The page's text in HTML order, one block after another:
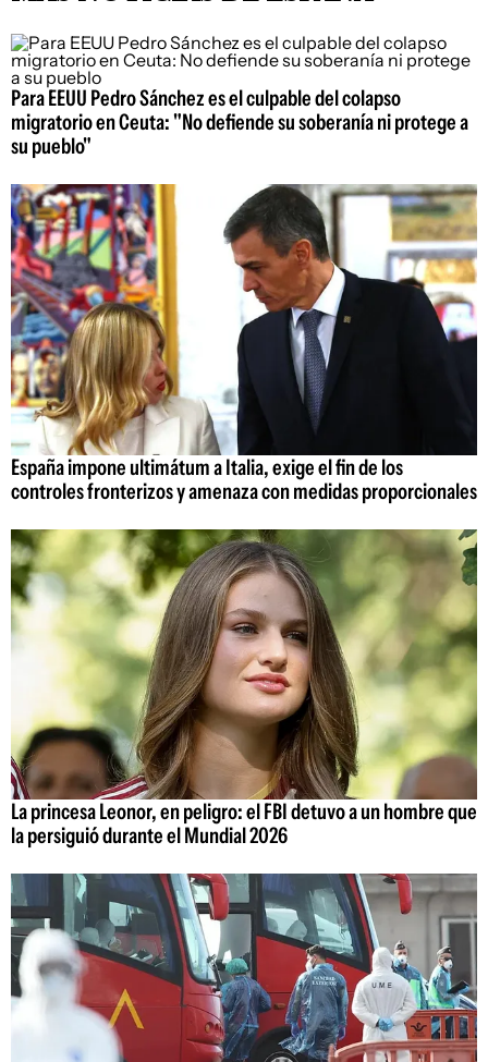
Para EEUU Pedro Sánchez es el culpable del colapso
migratorio en Ceuta: "No defiende su soberanía ni protege a
su pueblo"
España impone ultimátum a Italia, exige el fin de los
controles fronterizos y amenaza con medidas proporcionales
La princesa Leonor, en peligro: el FBI detuvo a un hombre que
la persiguió durante el Mundial 2026